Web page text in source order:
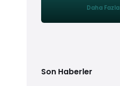
Daha Fazla
Son Haberler